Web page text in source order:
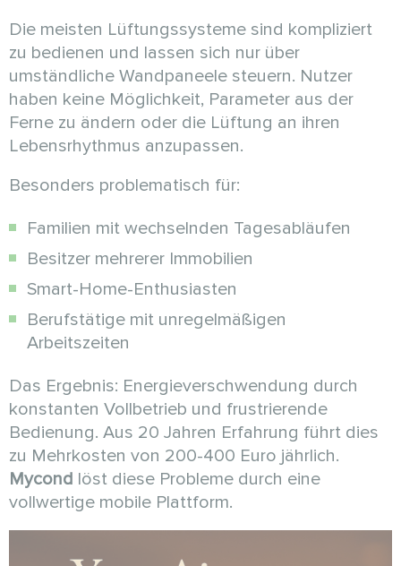
Die meisten Lüftungssysteme sind kompliziert
zu bedienen und lassen sich nur über
umständliche Wandpaneele steuern. Nutzer
haben keine Möglichkeit, Parameter aus der
Ferne zu ändern oder die Lüftung an ihren
Lebensrhythmus anzupassen.
Besonders problematisch für:
Familien mit wechselnden Tagesabläufen
Besitzer mehrerer Immobilien
Smart-Home-Enthusiasten
Berufstätige mit unregelmäßigen
Arbeitszeiten
Das Ergebnis: Energieverschwendung durch
konstanten Vollbetrieb und frustrierende
Bedienung. Aus 20 Jahren Erfahrung führt dies
zu Mehrkosten von 200-400 Euro jährlich.
Mycond löst diese Probleme durch eine
vollwertige mobile Plattform.